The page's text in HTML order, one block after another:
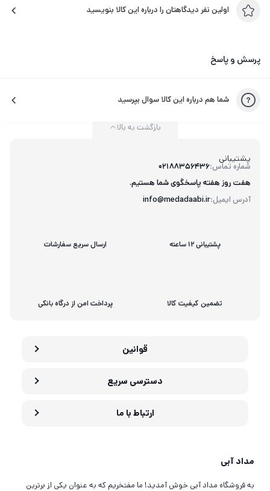
اولین نفر دیدگاهتان را درباره این کالا بنویسید
پرسش و پاسخ
شما هم درباره این کالا سوال بپرسید
پشتیبانی
شماره تماس:02188356436
آدرس ایمیل:info@medadaabi.ir
هفت روز هفته پاسخگوی شما هستیم.
بازگشت به بالا
پشتیبانی 12 ساعته ارسال سریع سفارشات
تضمین کیفیت کالا پرداخت امن از درگاه بانکی
قوانین
دسترسی سریع
ارتباط با ما
مداد آبی
به فروشگاه مداد آبی خوش آمدید! ما مفتخریم که به عنوان یکی از برترین